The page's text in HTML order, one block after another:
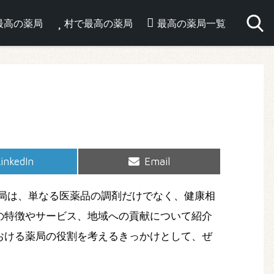
高の薬局 村で最高の薬局 最高の薬局一覧
Share
Email
、単なる医薬品の調剤だけでなく、健康相
徴やサービス、地域への貢献について紹介
る薬局の役割を考えるきっかけとして、ぜ